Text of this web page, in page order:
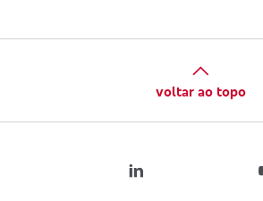
voltar ao topo